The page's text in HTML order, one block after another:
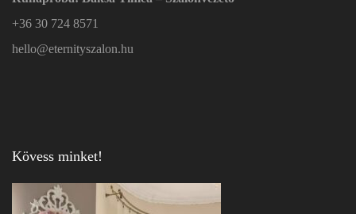
+36 30 724 8571
hello@eternityszalon.hu
Kövess minket!